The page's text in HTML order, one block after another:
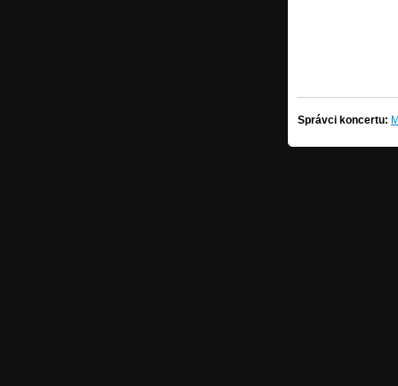
Správci koncertu: